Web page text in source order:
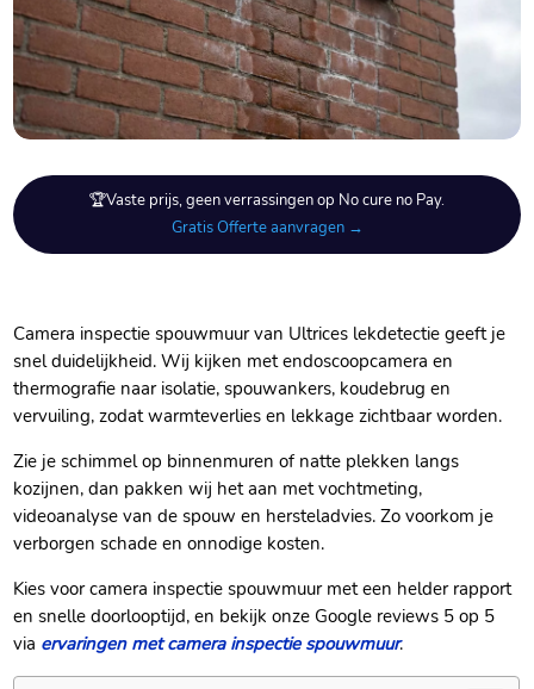
🏆Vaste prijs, geen verrassingen op No cure no Pay.
Gratis Offerte aanvragen →
Camera inspectie spouwmuur van Ultrices lekdetectie geeft je
snel duidelijkheid.​ Wij kijken met endoscoopcamera en
thermografie naar isolatie, spouwankers, koudebrug en
vervuiling, zodat warmteverlies en lekkage zichtbaar worden.​
Zie je schimmel op binnenmuren of natte plekken langs
kozijnen, dan pakken wij het aan met vochtmeting,
videoanalyse van de spouw en hersteladvies.​ Zo voorkom je
verborgen schade en onnodige kosten.​
Kies voor camera inspectie spouwmuur met een helder rapport
en snelle doorlooptijd, en bekijk onze Google reviews 5 op 5
via ervaringen met camera inspectie spouwmuur.​